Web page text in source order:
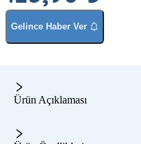
Gelince Haber Ver
Ürün Açıklaması